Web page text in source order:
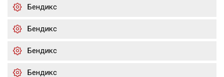
Бендикс
Бендикс
Бендикс
Бендикс